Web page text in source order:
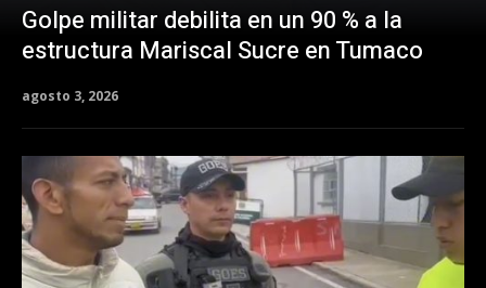
Golpe militar debilita en un 90 % a la
estructura Mariscal Sucre en Tumaco
agosto 3, 2026